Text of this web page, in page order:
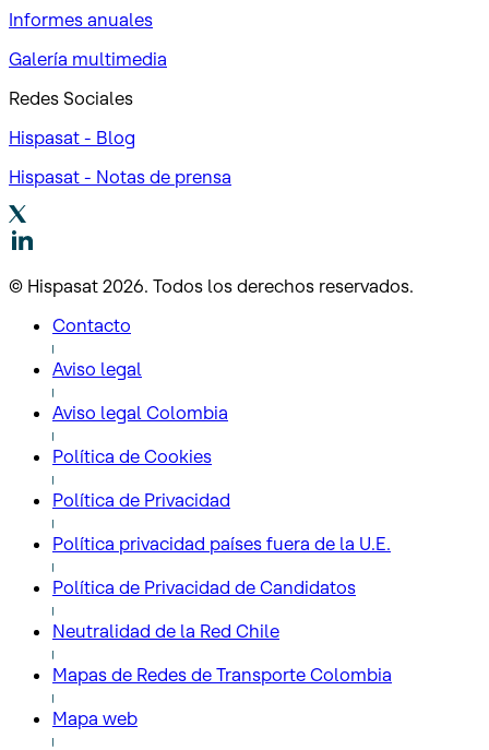
Informes anuales
Galería multimedia
Redes Sociales
Hispasat - Blog
Hispasat - Notas de prensa
© Hispasat 2026. Todos los derechos reservados.
Contacto
Aviso legal
Aviso legal Colombia
Política de Cookies
Política de Privacidad
Política privacidad países fuera de la U.E.
Política de Privacidad de Candidatos
Neutralidad de la Red Chile
Mapas de Redes de Transporte Colombia
Mapa web